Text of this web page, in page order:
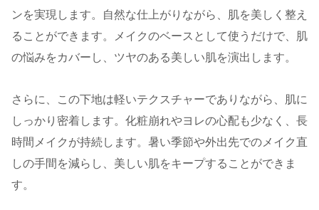
ンを実現します。自然な仕上がりながら、肌を美しく整え
ることができます。メイクのベースとして使うだけで、肌
の悩みをカバーし、ツヤのある美しい肌を演出します。
さらに、この下地は軽いテクスチャーでありながら、肌に
しっかり密着します。化粧崩れやヨレの心配も少なく、長
時間メイクが持続します。暑い季節や外出先でのメイク直
しの手間を減らし、美しい肌をキープすることができま
す。